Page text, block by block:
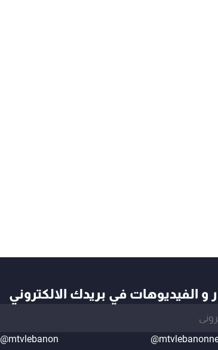
و الفيديوهات في بريدك الالكتروني
@mtvlebanon